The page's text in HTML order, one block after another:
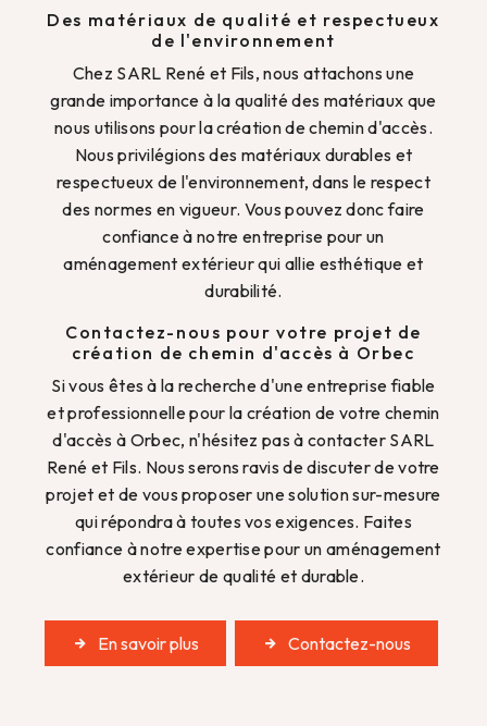
Des matériaux de qualité et respectueux
de l'environnement
Chez SARL René et Fils, nous attachons une
grande importance à la qualité des matériaux que
nous utilisons pour la création de chemin d'accès.
Nous privilégions des matériaux durables et
respectueux de l'environnement, dans le respect
des normes en vigueur. Vous pouvez donc faire
confiance à notre entreprise pour un
aménagement extérieur qui allie esthétique et
durabilité.
Contactez-nous pour votre projet de
création de chemin d'accès à Orbec
Si vous êtes à la recherche d'une entreprise fiable
et professionnelle pour la création de votre chemin
d'accès à Orbec, n'hésitez pas à contacter SARL
René et Fils. Nous serons ravis de discuter de votre
projet et de vous proposer une solution sur-mesure
qui répondra à toutes vos exigences. Faites
confiance à notre expertise pour un aménagement
extérieur de qualité et durable.
En savoir plus Contactez-nous